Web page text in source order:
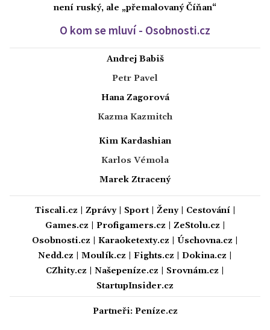
není ruský, ale „přemalovaný Číňan“
O kom se mluví - Osobnosti.cz
Andrej Babiš
Petr Pavel
Hana Zagorová
Kazma Kazmitch
Kim Kardashian
Karlos Vémola
Marek Ztracený
Tiscali.cz Zprávy| Sport| Ženy| Cestování|
Games.cz
Profigamers.cz ZeStolu.cz
Osobnosti.cz
Karaoketexty.cz Úschovna.cz
Nedd.cz
Moulík.cz Fights.cz Dokina.cz
CZhity.cz
Našepeníze.cz Srovnám.cz
StartupInsider.cz
Partneři: Peníze.cz